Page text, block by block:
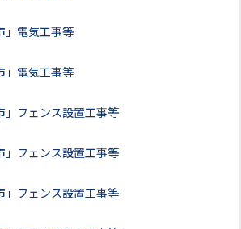
」電気工事等
」電気工事等
」フェンス設置工事等
」フェンス設置工事等
」フェンス設置工事等